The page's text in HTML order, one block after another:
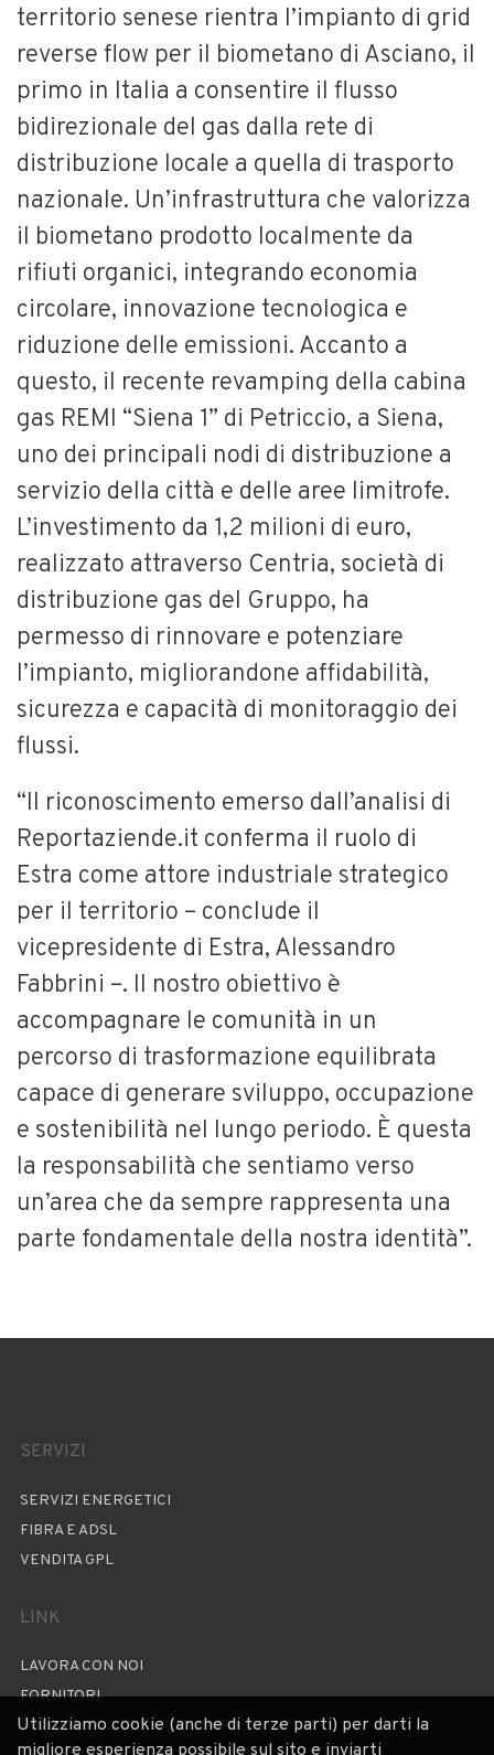
territorio senese rientra l’impianto di grid
reverse flow per il biometano di Asciano, il
primo in Italia a consentire il flusso
bidirezionale del gas dalla rete di
distribuzione locale a quella di trasporto
nazionale. Un’infrastruttura che valorizza
il biometano prodotto localmente da
rifiuti organici, integrando economia
circolare, innovazione tecnologica e
riduzione delle emissioni. Accanto a
questo, il recente revamping della cabina
gas REMI “Siena 1” di Petriccio, a Siena,
uno dei principali nodi di distribuzione a
servizio della città e delle aree limitrofe.
L’investimento da 1,2 milioni di euro,
realizzato attraverso Centria, società di
distribuzione gas del Gruppo, ha
permesso di rinnovare e potenziare
l’impianto, migliorandone affidabilità,
sicurezza e capacità di monitoraggio dei
flussi.
“Il riconoscimento emerso dall’analisi di
Reportaziende.it conferma il ruolo di
Estra come attore industriale strategico
per il territorio – conclude il
vicepresidente di Estra, Alessandro
Fabbrini –. Il nostro obiettivo è
accompagnare le comunità in un
percorso di trasformazione equilibrata
capace di generare sviluppo, occupazione
e sostenibilità nel lungo periodo. È questa
la responsabilità che sentiamo verso
un’area che da sempre rappresenta una
parte fondamentale della nostra identità”.
SERVIZI
SERVIZI ENERGETICI
FIBRA E ADSL
VENDITA GPL
LINK
LAVORA CON NOI
FORNITORI
PRIVACY POLICY E COPYRIGHT
Utilizziamo cookie (anche di terze parti) per darti la
migliore esperienza possibile sul sito e inviarti